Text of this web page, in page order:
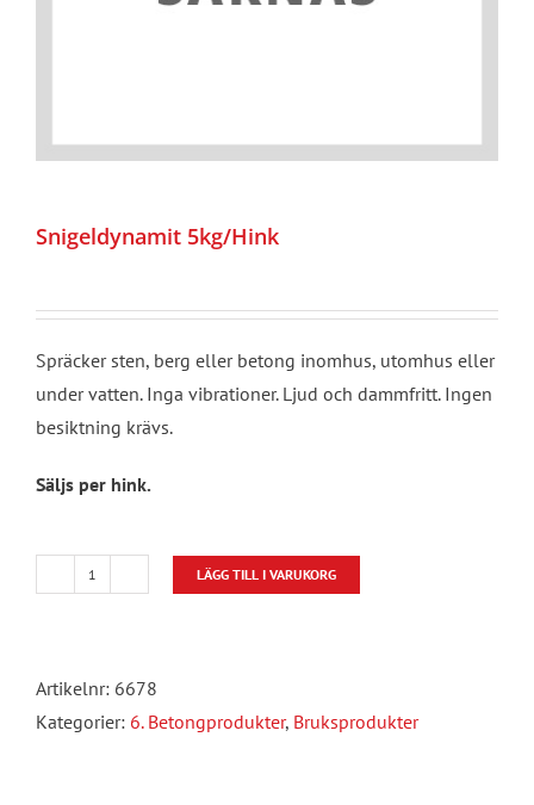
Snigeldynamit 5kg/Hink
Spräcker sten, berg eller betong inomhus, utomhus eller
under vatten. Inga vibrationer. Ljud och dammfritt. Ingen
besiktning krävs.
Säljs per hink.
Snigeldynamit
LÄGG TILL I VARUKORG
Artikelnr: 6678
Kategorier: 6. Betongprodukter, Bruksprodukter